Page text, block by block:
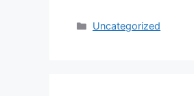
Categories
Uncategorized